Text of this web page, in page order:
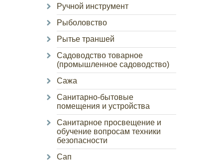
Ручной инструмент
Рыболовство
Рытье траншей
Садоводство товарное
(промышленное садоводство)
Сажа
Санитарно-бытовые
помещения и устройства
Санитарное просвещение и
обучение вопросам техники
безопасности
Сап